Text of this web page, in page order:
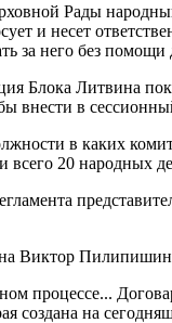
Рады
и несет
за него без
Блока Литвина
внести в
в каких
всего 20 народных
Виктор
процессе...
создана на